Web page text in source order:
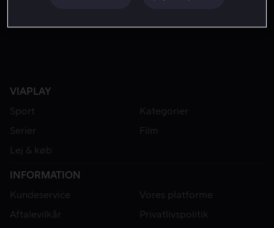
VIAPLAY
Sport
Kategorier
Serier
Film
Lej & køb
INFORMATION
Kundeservice
Vores platforme
Aftalevilkår
Privatlivspolitik